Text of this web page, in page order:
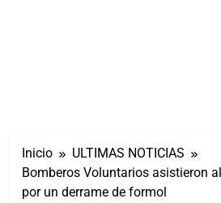
Inicio
ULTIMAS NOTICIAS
Bomberos Voluntarios asistieron
por un derrame de formol